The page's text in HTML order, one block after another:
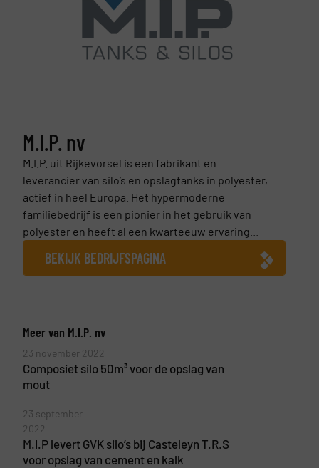
M.I.P. nv
M.I.P. uit Rijkevorsel is een fabrikant en
leverancier van silo’s en opslagtanks in polyester,
actief in heel Europa. Het hypermoderne
familiebedrijf is een pionier in het gebruik van
polyester en heeft al een kwarteeuw ervaring...
BEKIJK BEDRIJFSPAGINA
Meer van M.I.P. nv
23 november 2022
Composiet silo 50m³ voor de opslag van
mout
23 september
2022
M.I.P levert GVK silo’s bij Casteleyn T.R.S
voor opslag van cement en kalk